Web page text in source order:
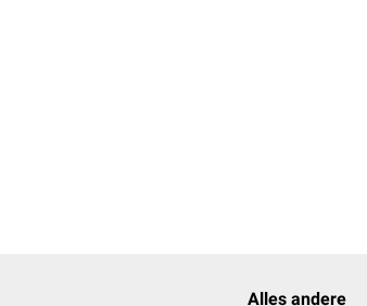
Alles andere